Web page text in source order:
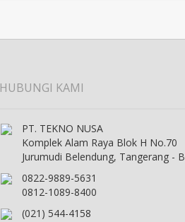
HUBUNGI KAMI
PT. TEKNO NUSA
Komplek Alam Raya Blok H No.70
Jurumudi Belendung, Tangerang -
0822-9889-5631
0812-1089-8400
(021) 544-4158